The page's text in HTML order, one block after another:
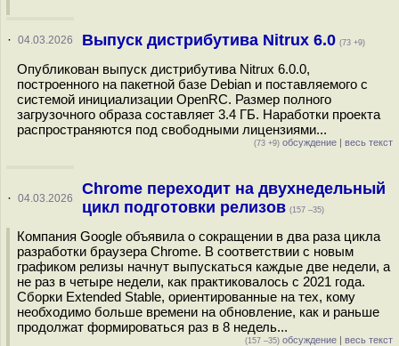
· 04.03.2026 Выпуск дистрибутива Nitrux 6.0 (73 +9)
Опубликован выпуск дистрибутива Nitrux 6.0.0,
построенного на пакетной базе Debian и поставляемого с
системой инициализации OpenRC. Размер полного
загрузочного образа составляет 3.4 ГБ. Наработки проекта
распространяются под свободными лицензиями...
(73 +9) обсуждение | весь текст
· 04.03.2026
Chrome переходит на двухнедельный
цикл подготовки релизов (157 –35)
Компания Google объявила о сокращении в два раза цикла
разработки браузера Chrome. В соответствии с новым
графиком релизы начнут выпускаться каждые две недели, а
не раз в четыре недели, как практиковалось с 2021 года.
Сборки Extended Stable, ориентированные на тех, кому
необходимо больше времени на обновление, как и раньше
продолжат формироваться раз в 8 недель...
(157 –35) обсуждение | весь текст